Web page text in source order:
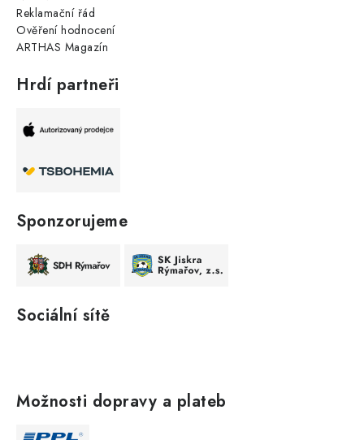
Reklamační řád
Ověření hodnocení
ARTHAS Magazín
Hrdí partneři
Sponzorujeme
Sociální sítě
Možnosti dopravy a plateb